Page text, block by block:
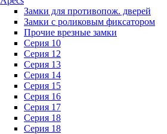
Замки для противопож. дверей
Замки с роликовым фиксатором
Прочие врезные замки
Серия 10
Серия 12
Серия 13
Серия 14
Серия 15
Серия 16
Серия 17
Серия 18
Серия 18